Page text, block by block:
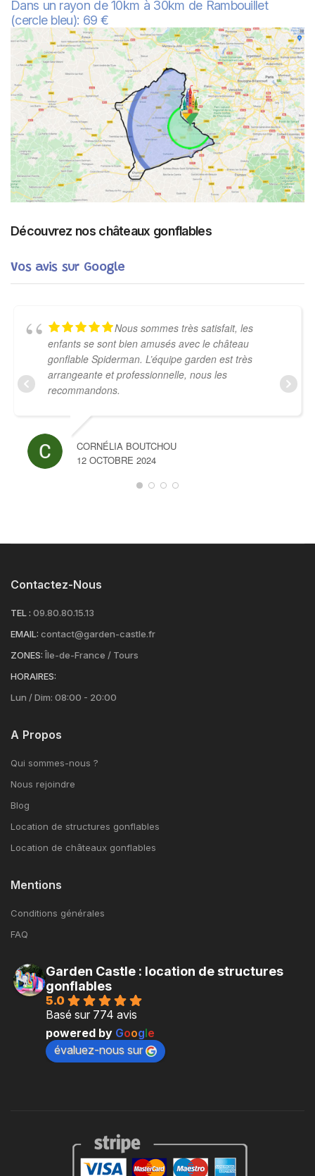
Dans un rayon de 10km à 30km de Rambouillet
(cercle bleu): 69 €
Découvrez nos châteaux gonflables
Vos avis sur Google
Nous sommes très satisfait, les
enfants se sont bien amusés avec le château
gonflable Spiderman. L’équipe garden est très
arrangeante et professionnelle, nous les
recommandons.
CORNÉLIA BOUTCHOU
12 OCTOBRE 2024
Contactez-Nous
TEL : 09.80.80.15.13
EMAIL: contact@garden-castle.fr
ZONES: Île-de-France / Tours
HORAIRES:
Lun / Dim: 08:00 - 20:00
A Propos
Qui sommes-nous ?
Nous rejoindre
Blog
Location de structures gonflables
Location de châteaux gonflables
Mentions
Conditions générales
FAQ
Garden Castle : location de structures
gonflables
5.0
Basé sur 774 avis
powered by Google
évaluez-nous sur